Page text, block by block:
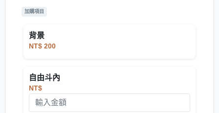
加購項目
背景
NT$ 200
自由斗內
NT$